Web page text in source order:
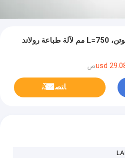
زنبرك هوائي رولاند 1200 نيوتن، L=750 مم لآلة طباعة رولاند
ﺎﺘﺼﻟ ﺍﻶﻧ